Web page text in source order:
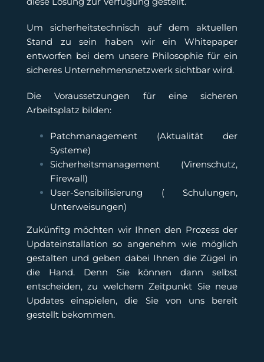
Um sicherheitstechnisch auf dem aktuellen
Stand zu sein haben wir ein Whitepaper
entworfen bei dem unsere Philosophie für ein
sicheres Unternehmensnetzwerk sichtbar wird.
Die Voraussetzungen für eine sicheren
Arbeitsplatz bilden:
Patchmanagement (Aktualität der
Systeme)
Sicherheitsmanagement (Virenschutz,
Firewall)
User-Sensibilisierung ( Schulungen,
Unterweisungen)
Zukünfitg möchten wir Ihnen den Prozess der
Updateinstallation so angenehm wie möglich
gestalten und geben dabei Ihnen die Zügel in
die Hand. Denn Sie können dann selbst
entscheiden, zu welchem Zeitpunkt Sie neue
Updates einspielen, die Sie von uns bereit
gestellt bekommen.